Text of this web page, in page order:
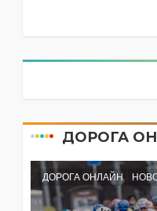
ДОРОГА
ДОРОГА ОНЛАЙН